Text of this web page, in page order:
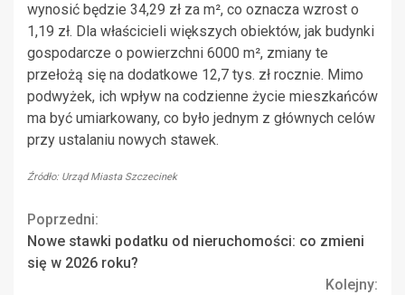
wynosić będzie 34,29 zł za m², co oznacza wzrost o
1,19 zł. Dla właścicieli większych obiektów, jak budynki
gospodarcze o powierzchni 6000 m², zmiany te
przełożą się na dodatkowe 12,7 tys. zł rocznie. Mimo
podwyżek, ich wpływ na codzienne życie mieszkańców
ma być umiarkowany, co było jednym z głównych celów
przy ustalaniu nowych stawek.
Źródło: Urząd Miasta Szczecinek
Continue
Reading
Poprzedni:
Nowe stawki podatku od nieruchomości: co zmieni
się w 2026 roku?
Kolejny: